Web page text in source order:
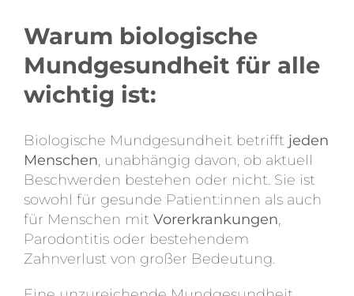
Warum biologische
Mundgesundheit für alle
wichtig ist:
Biologische Mundgesundheit betrifft jeden
Menschen, unabhängig davon, ob aktuell
Beschwerden bestehen oder nicht. Sie ist
sowohl für gesunde Patient:innen als auch
für Menschen mit Vorerkrankungen,
Parodontitis oder bestehendem
Zahnverlust von großer Bedeutung.